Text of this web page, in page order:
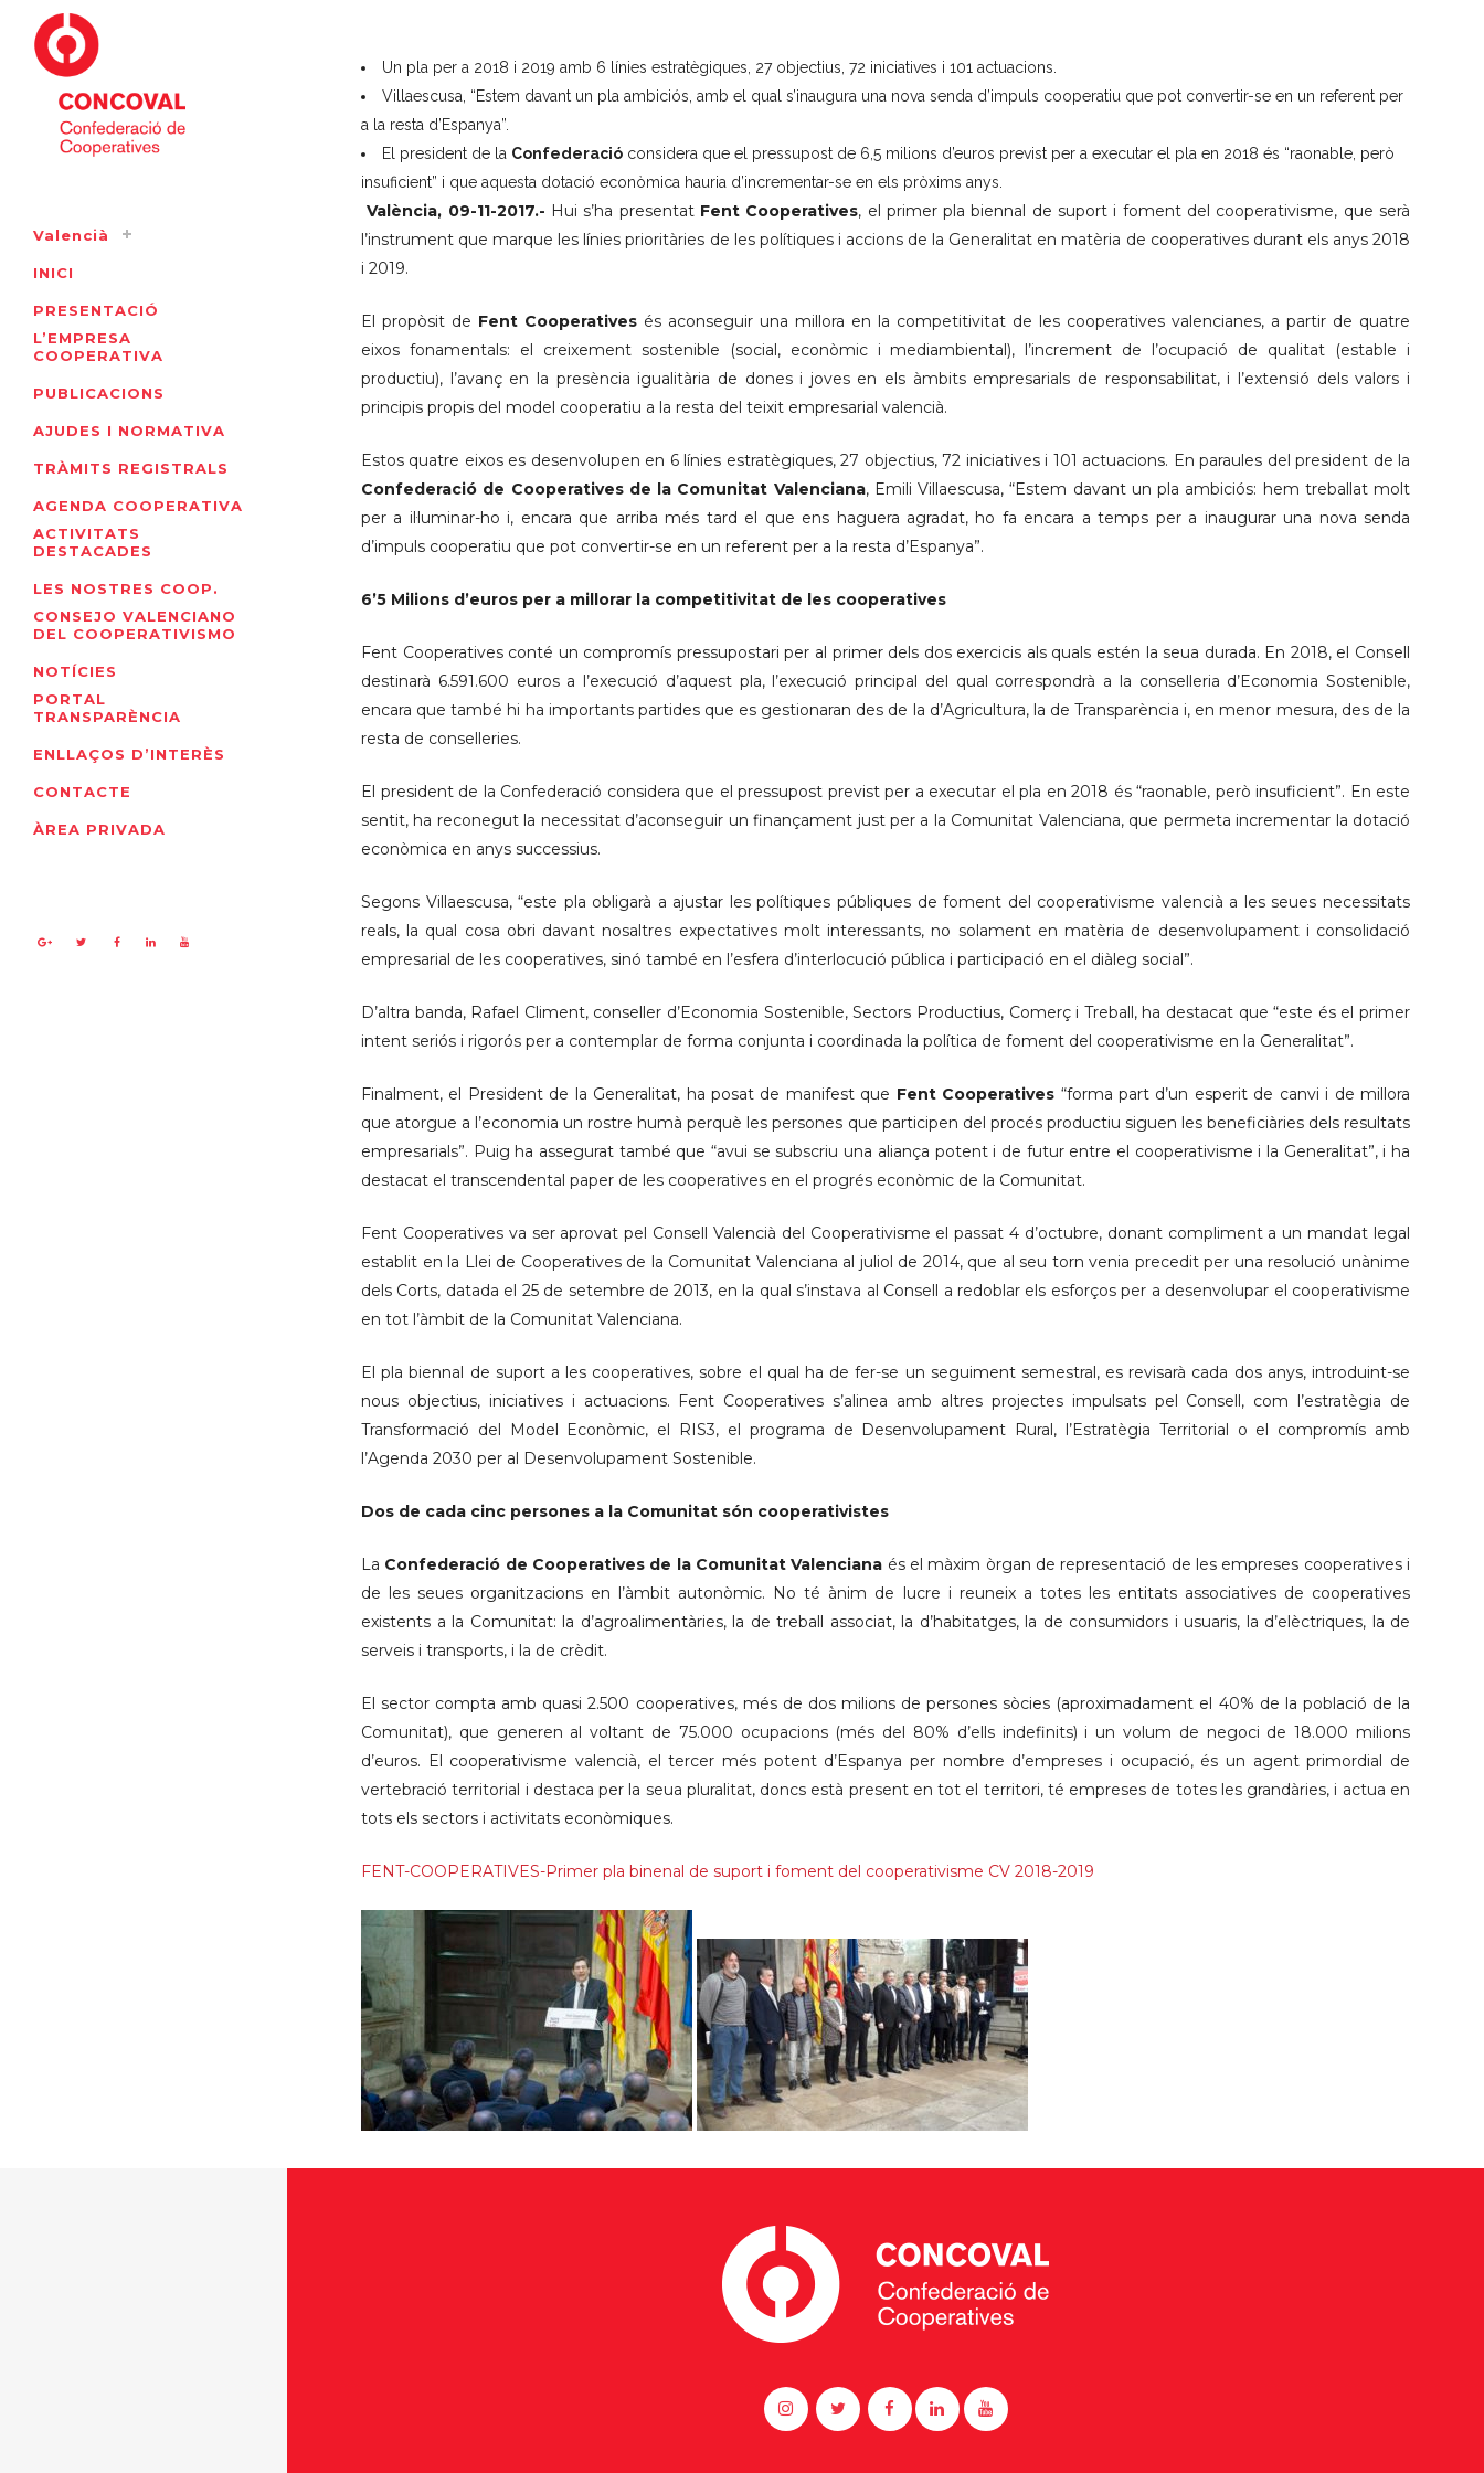
Valencià
INICI
PRESENTACIÓ
L’EMPRESA
COOPERATIVA
PUBLICACIONS
AJUDES I NORMATIVA
TRÀMITS REGISTRALS
AGENDA COOPERATIVA
ACTIVITATS
DESTACADES
LES NOSTRES COOP.
CONSEJO VALENCIANO
DEL COOPERATIVISMO
NOTÍCIES
PORTAL
TRANSPARÈNCIA
ENLLAÇOS D’INTERÈS
CONTACTE
ÀREA PRIVADA
Un pla per a 2018 i 2019 amb 6 línies estratègiques, 27 objectius, 72 iniciatives i 101 actuacions.
Villaescusa, “Estem davant un pla ambiciós, amb el qual s’inaugura una nova senda d’impuls cooperatiu que pot convertir-se en un referent per
a la resta d’Espanya”.
El president de la Confederació considera que el pressupost de 6,5 milions d’euros previst per a executar el pla en 2018 és “raonable, però
insuficient” i que aquesta dotació econòmica hauria d’incrementar-se en els pròxims anys.
València, 09-11-2017.- Hui s’ha presentat Fent Cooperatives, el primer pla biennal de suport i foment del cooperativisme, que serà
l’instrument que marque les línies prioritàries de les polítiques i accions de la Generalitat en matèria de cooperatives durant els anys 2018
i 2019.
El propòsit de Fent Cooperatives és aconseguir una millora en la competitivitat de les cooperatives valencianes, a partir de quatre
eixos fonamentals: el creixement sostenible (social, econòmic i mediambiental), l’increment de l’ocupació de qualitat (estable i
productiu), l’avanç en la presència igualitària de dones i joves en els àmbits empresarials de responsabilitat, i l’extensió dels valors i
principis propis del model cooperatiu a la resta del teixit empresarial valencià.
Estos quatre eixos es desenvolupen en 6 línies estratègiques, 27 objectius, 72 iniciatives i 101 actuacions. En paraules del president de la
Confederació de Cooperatives de la Comunitat Valenciana, Emili Villaescusa, “Estem davant un pla ambiciós: hem treballat molt
per a il·luminar-ho i, encara que arriba més tard el que ens haguera agradat, ho fa encara a temps per a inaugurar una nova senda
d’impuls cooperatiu que pot convertir-se en un referent per a la resta d’Espanya”.
6’5 Milions d’euros per a millorar la competitivitat de les cooperatives
Fent Cooperatives conté un compromís pressupostari per al primer dels dos exercicis als quals estén la seua durada. En 2018, el Consell
destinarà 6.591.600 euros a l’execució d’aquest pla, l’execució principal del qual correspondrà a la conselleria d’Economia Sostenible,
encara que també hi ha importants partides que es gestionaran des de la d’Agricultura, la de Transparència i, en menor mesura, des de la
resta de conselleries.
El president de la Confederació considera que el pressupost previst per a executar el pla en 2018 és “raonable, però insuficient”. En este
sentit, ha reconegut la necessitat d’aconseguir un finançament just per a la Comunitat Valenciana, que permeta incrementar la dotació
econòmica en anys successius.
Segons Villaescusa, “este pla obligarà a ajustar les polítiques públiques de foment del cooperativisme valencià a les seues necessitats
reals, la qual cosa obri davant nosaltres expectatives molt interessants, no solament en matèria de desenvolupament i consolidació
empresarial de les cooperatives, sinó també en l’esfera d’interlocució pública i participació en el diàleg social”.
D’altra banda, Rafael Climent, conseller d’Economia Sostenible, Sectors Productius, Comerç i Treball, ha destacat que “este és el primer
intent seriós i rigorós per a contemplar de forma conjunta i coordinada la política de foment del cooperativisme en la Generalitat”.
Finalment, el President de la Generalitat, ha posat de manifest que Fent Cooperatives “forma part d’un esperit de canvi i de millora
que atorgue a l’economia un rostre humà perquè les persones que participen del procés productiu siguen les beneficiàries dels resultats
empresarials”. Puig ha assegurat també que “avui se subscriu una aliança potent i de futur entre el cooperativisme i la Generalitat”, i ha
destacat el transcendental paper de les cooperatives en el progrés econòmic de la Comunitat.
Fent Cooperatives va ser aprovat pel Consell Valencià del Cooperativisme el passat 4 d’octubre, donant compliment a un mandat legal
establit en la Llei de Cooperatives de la Comunitat Valenciana al juliol de 2014, que al seu torn venia precedit per una resolució unànime
dels Corts, datada el 25 de setembre de 2013, en la qual s’instava al Consell a redoblar els esforços per a desenvolupar el cooperativisme
en tot l’àmbit de la Comunitat Valenciana.
El pla biennal de suport a les cooperatives, sobre el qual ha de fer-se un seguiment semestral, es revisarà cada dos anys, introduint-se
nous objectius, iniciatives i actuacions. Fent Cooperatives s’alinea amb altres projectes impulsats pel Consell, com l’estratègia de
Transformació del Model Econòmic, el RIS3, el programa de Desenvolupament Rural, l’Estratègia Territorial o el compromís amb
l’Agenda 2030 per al Desenvolupament Sostenible.
Dos de cada cinc persones a la Comunitat són cooperativistes
La Confederació de Cooperatives de la Comunitat Valenciana és el màxim òrgan de representació de les empreses cooperatives i
de les seues organitzacions en l’àmbit autonòmic. No té ànim de lucre i reuneix a totes les entitats associatives de cooperatives
existents a la Comunitat: la d’agroalimentàries, la de treball associat, la d’habitatges, la de consumidors i usuaris, la d’elèctriques, la de
serveis i transports, i la de crèdit.
El sector compta amb quasi 2.500 cooperatives, més de dos milions de persones sòcies (aproximadament el 40% de la població de la
Comunitat), que generen al voltant de 75.000 ocupacions (més del 80% d’ells indefinits) i un volum de negoci de 18.000 milions
d’euros. El cooperativisme valencià, el tercer més potent d’Espanya per nombre d’empreses i ocupació, és un agent primordial de
vertebració territorial i destaca per la seua pluralitat, doncs està present en tot el territori, té empreses de totes les grandàries, i actua en
tots els sectors i activitats econòmiques.
FENT-COOPERATIVES-Primer pla binenal de suport i foment del cooperativisme CV 2018-2019